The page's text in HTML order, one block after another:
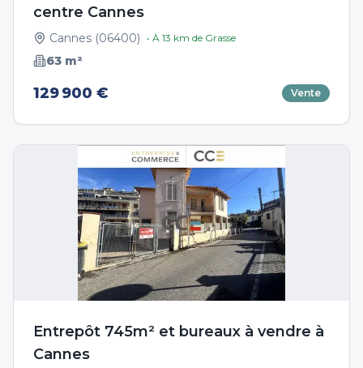
centre Cannes
Cannes (06400) • À 13 km de Grasse
63 m²
129 900 € Vente
Entrepôt 745m² et bureaux à vendre à
Cannes